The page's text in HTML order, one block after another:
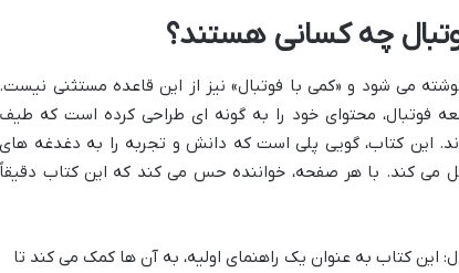
چه کسانی هستند؟
می شود و «کمی با فوتبال» نیز از این قاعده مستثنی نیست.
فوتبال، محتوای خود را به گونه ای طراحی کرده است که طیف
این کتاب، گویی پلی است که دانش و تجربه را به دغدغه های
می کند. با هر صفحه، خواننده حس می کند که این کتاب دقیقاً
این کتاب به عنوان یک راهنمای اولیه، به آن ها کمک می کند تا